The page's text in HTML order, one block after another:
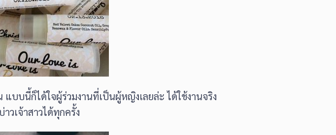
บบนี้ก็ได้ใจผู้ร่วมงานที่เป็นผู้หญิงเลยล่ะ ได้ใช้งานจริง
วเจ้าสาวได้ทุกครั้ง